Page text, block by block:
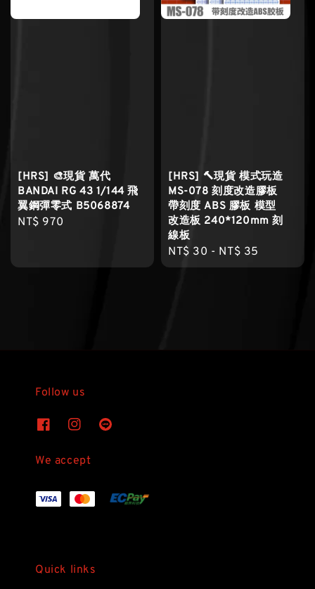
[HRS] 🎨現貨 萬代
BANDAI RG 43 1/144 飛
翼鋼彈零式 B5068874
Regular
NT$ 970
[HRS] 🔨現貨 模式玩造
MS-078 刻度改造膠板
帶刻度 ABS 膠板 模型
改造板 240*120mm 刻
線板
Regular
price
NT$ 30 - NT$ 35
Follow us
We accept
Quick links